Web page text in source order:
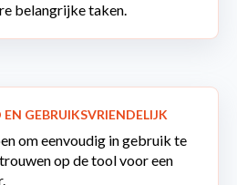
belangrijke taken.
GEBRUIKSVRIENDELIJK
om eenvoudig in gebruik te
op de tool voor een